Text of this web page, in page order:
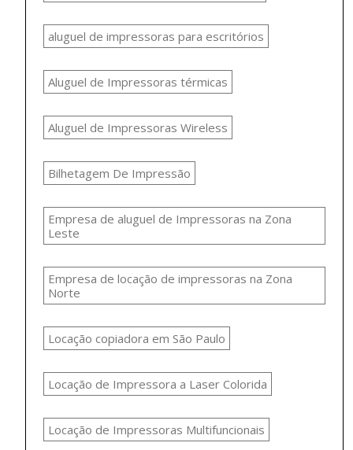
aluguel de impressoras para escritórios
Aluguel de Impressoras térmicas
Aluguel de Impressoras Wireless
Bilhetagem De Impressão
Empresa de aluguel de Impressoras na Zona
Leste
Empresa de locação de impressoras na Zona
Norte
Locação copiadora em São Paulo
Locação de Impressora a Laser Colorida
Locação de Impressoras Multifuncionais